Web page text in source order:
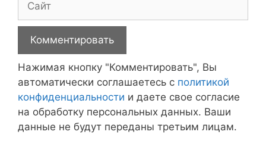
Нажимая кнопку "Комментировать", Вы
автоматически соглашаетесь с политикой
конфиденциальности и даете свое согласие
на обработку персональных данных. Ваши
данные не будут переданы третьим лицам.